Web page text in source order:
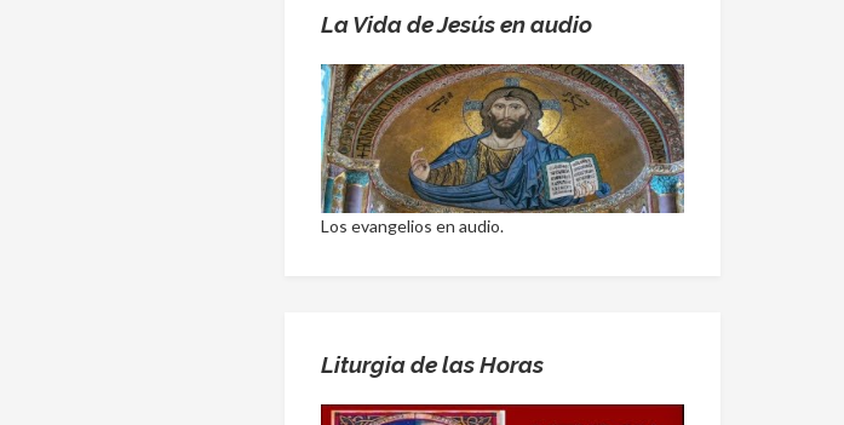
La Vida de Jesús en audio
Los evangelios en audio.
Liturgia de las Horas